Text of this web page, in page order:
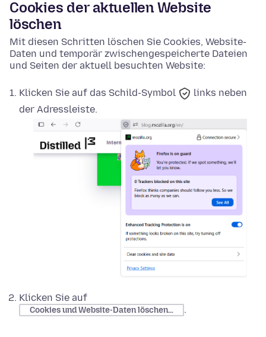
Cookies der aktuellen Website
löschen
Mit diesen Schritten löschen Sie Cookies, Website-
Daten und temporär zwischengespeicherte Dateien
und Seiten der aktuell besuchten Website:
Klicken Sie auf das Schild-Symbol
links neben
der Adressleiste.
Klicken Sie auf
Cookies und Website-Daten löschen… .